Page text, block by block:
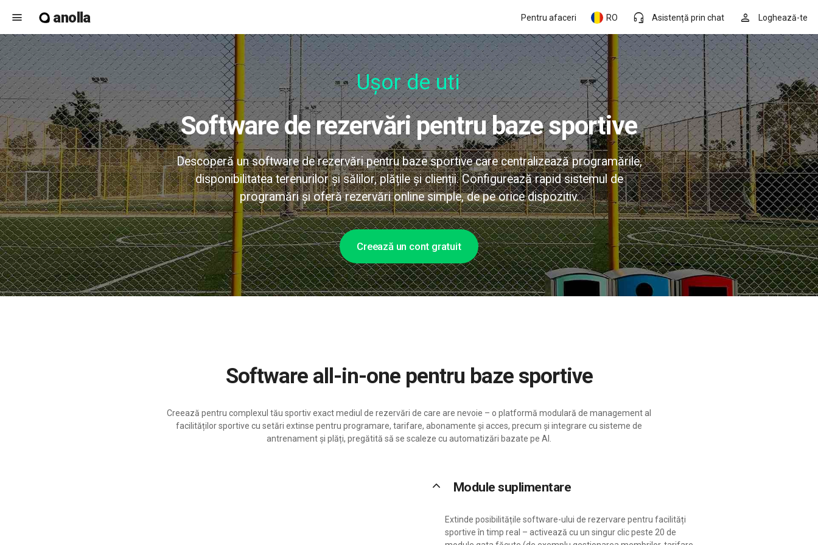
menu anolla person Loghează-te
headset_mic Asistență prin chat
RO
Pentru afaceri
Ușor de utiliza
Software de rezervări pentru baze sportive
Descoperă un software de rezervări pentru baze sportive care centralizează programările,
disponibilitatea terenurilor și sălilor, plățile și clienții. Configurează rapid sistemul de
programări și oferă rezervări online simple, de pe orice dispozitiv.
Creează un cont gratuit
Software all-in-one pentru baze sportive
Creează pentru complexul tău sportiv exact mediul de rezervări de care are nevoie – o platformă modulară de management al
facilităților sportive cu setări extinse pentru programare, tarifare, abonamente și acces, precum și integrare cu sisteme de
antrenament și plăți, pregătită să se scaleze cu automatizări bazate pe AI.
keyboard_arrow_up Module suplimentare
Extinde posibilitățile software-ului de rezervare pentru facilități
sportive în timp real – activează cu un singur clic peste 20 de